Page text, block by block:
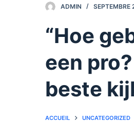
ADMIN SEPTEMBRE
“Hoe
een
beste
ACCUEIL
UNCATEGORIZED